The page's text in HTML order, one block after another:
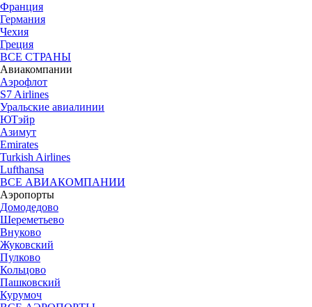
Франция
Германия
Чехия
Греция
ВСЕ СТРАНЫ
Авиакомпании
Аэрофлот
S7 Airlines
Уральские авиалинии
ЮТэйр
Азимут
Emirates
Turkish Airlines
Lufthansa
ВСЕ АВИАКОМПАНИИ
Аэропорты
Домодедово
Шереметьево
Внуково
Жуковский
Пулково
Кольцово
Пашковский
Курумоч